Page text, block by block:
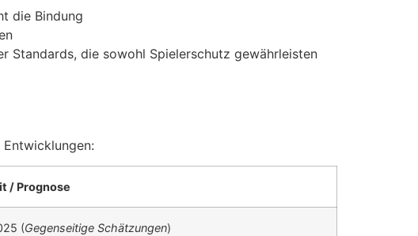
die Bindung
Standards, die sowohl Spielerschutz gewährleisten
/ Prognose
(Gegenseitige Schätzungen)